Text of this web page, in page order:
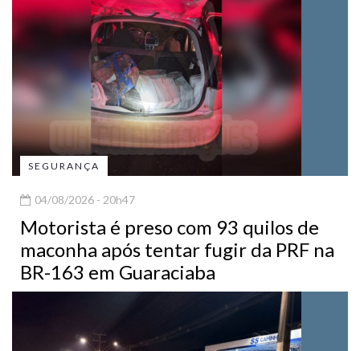
SEGURANÇA
04/08/2026 - 20h47
Motorista é preso com 93 quilos de
maconha após tentar fugir da PRF na
BR-163 em Guaraciaba